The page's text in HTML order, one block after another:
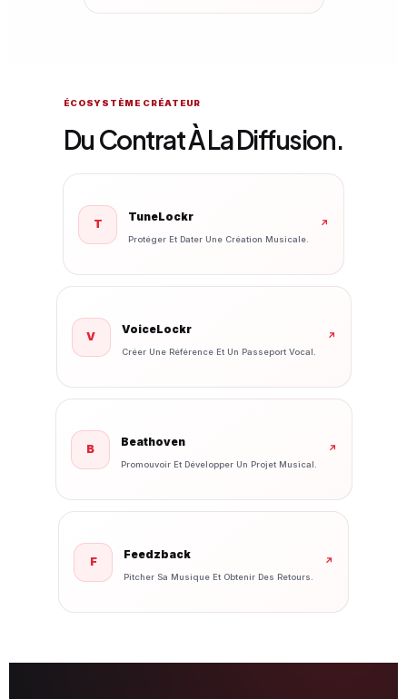
ÉCOSYSTÈME CRÉATEUR
Du Contrat À La Diffusion.
T
TuneLockr
Protéger Et Dater Une Création Musicale.
↗
V
VoiceLockr
Créer Une Référence Et Un Passeport Vocal.
↗
B
Beathoven
Promouvoir Et Développer Un Projet Musical.
↗
F
Feedzback
Pitcher Sa Musique Et Obtenir Des Retours.
↗